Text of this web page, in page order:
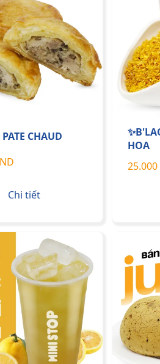
CHAUD
Chi tiết
HOA
25.000